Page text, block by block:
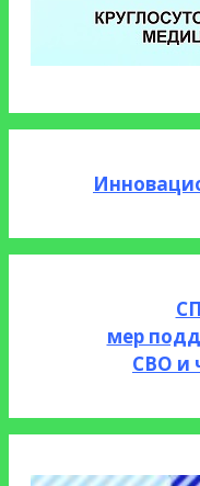
мер
СВО и